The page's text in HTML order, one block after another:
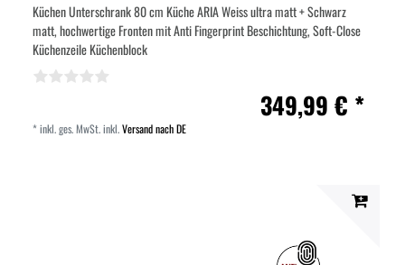
Küchen Unterschrank 80 cm Küche ARIA Weiss ultra matt + Schwarz
matt, hochwertige Fronten mit Anti Fingerprint Beschichtung, Soft-Close
Küchenzeile Küchenblock
349,99 € *
*inkl. ges. MwSt.inkl.Versand nach DE